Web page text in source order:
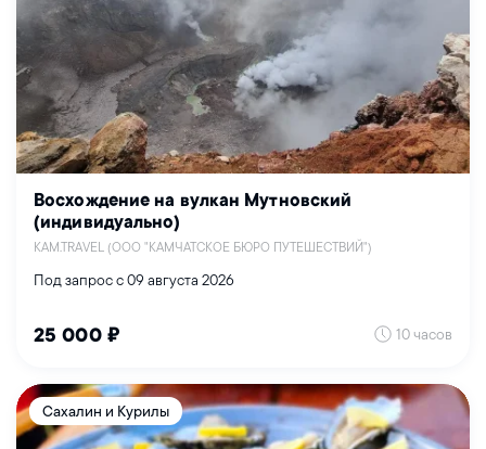
Восхождение на вулкан Мутновский
(индивидуально)
KAM.TRAVEL (ООО "КАМЧАТСКОЕ БЮРО ПУТЕШЕСТВИЙ")
Под запрос с 09 августа 2026
25 000 ₽ 10 часов
Сахалин и Курилы